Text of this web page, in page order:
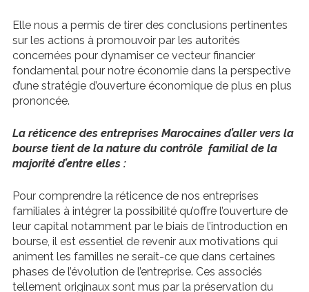
Elle nous a permis de tirer des conclusions pertinentes
sur les actions à promouvoir par les autorités
concernées pour dynamiser ce vecteur financier
fondamental pour notre économie dans la perspective
d’une stratégie d’ouverture économique de plus en plus
prononcée.
La réticence des entreprises Marocaines d’aller vers la
bourse tient de la nature du contrôle familial de la
majorité d’entre elles :
Pour comprendre la réticence de nos entreprises
familiales à intégrer la possibilité qu’offre l’ouverture de
leur capital notamment par le biais de l’introduction en
bourse, il est essentiel de revenir aux motivations qui
animent les familles ne serait-ce que dans certaines
phases de l’évolution de l’entreprise. Ces associés
tellement originaux sont mus par la préservation du